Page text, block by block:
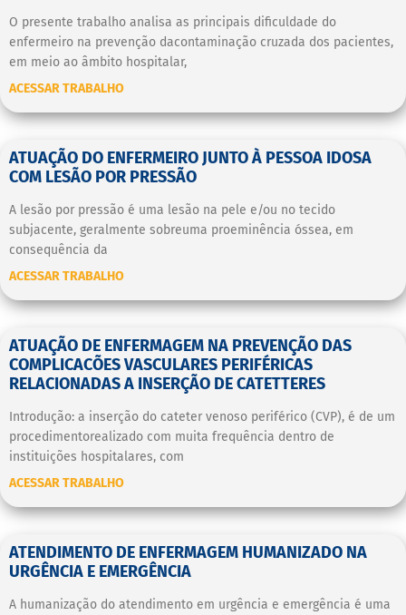
O presente trabalho analisa as principais dificuldade do
enfermeiro na prevenção dacontaminação cruzada dos pacientes,
em meio ao âmbito hospitalar,
ACESSAR TRABALHO
ATUAÇÃO DO ENFERMEIRO JUNTO À PESSOA IDOSA
COM LESÃO POR PRESSÃO
A lesão por pressão é uma lesão na pele e/ou no tecido
subjacente, geralmente sobreuma proeminência óssea, em
consequência da
ACESSAR TRABALHO
ATUAÇÃO DE ENFERMAGEM NA PREVENÇÃO DAS
COMPLICACÕES VASCULARES PERIFÉRICAS
RELACIONADAS A INSERÇÃO DE CATETTERES
Introdução: a inserção do cateter venoso periférico (CVP), é de um
procedimentorealizado com muita frequência dentro de
instituições hospitalares, com
ACESSAR TRABALHO
ATENDIMENTO DE ENFERMAGEM HUMANIZADO NA
URGÊNCIA E EMERGÊNCIA
A humanização do atendimento em urgência e emergência é uma